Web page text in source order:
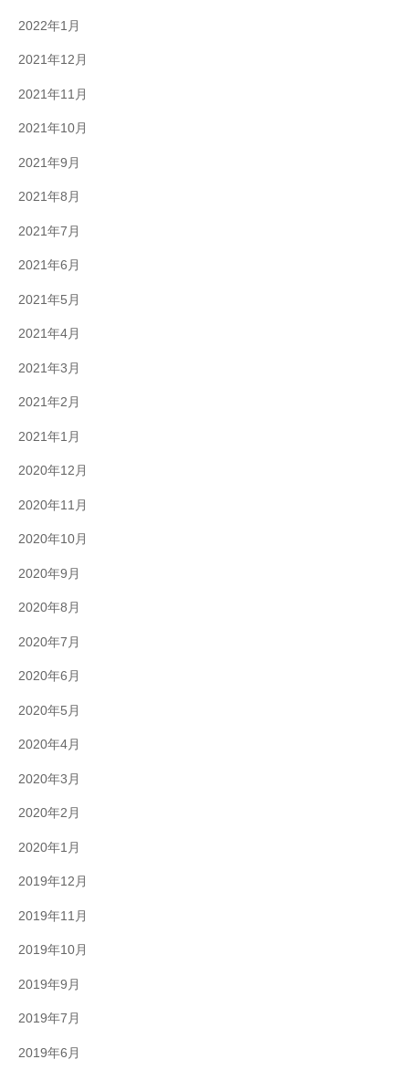
2022年1月
2021年12月
2021年11月
2021年10月
2021年9月
2021年8月
2021年7月
2021年6月
2021年5月
2021年4月
2021年3月
2021年2月
2021年1月
2020年12月
2020年11月
2020年10月
2020年9月
2020年8月
2020年7月
2020年6月
2020年5月
2020年4月
2020年3月
2020年2月
2020年1月
2019年12月
2019年11月
2019年10月
2019年9月
2019年7月
2019年6月